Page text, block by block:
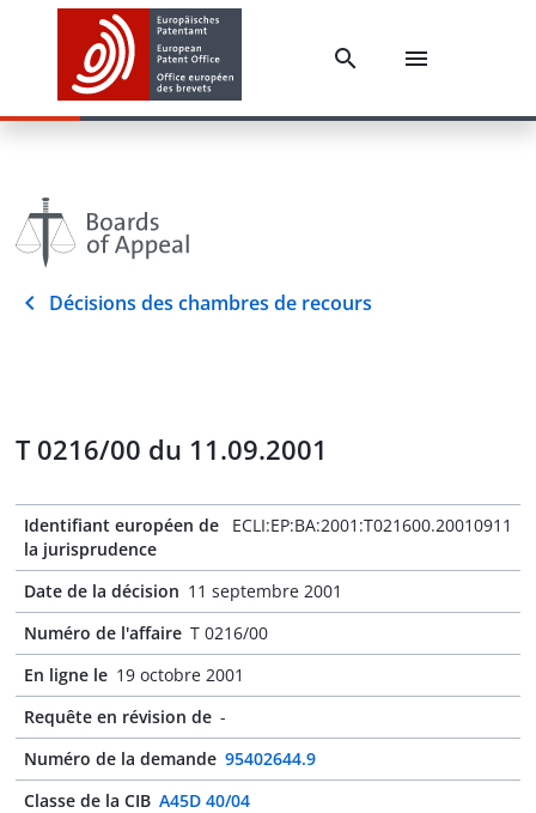
Décisions des chambres de recours
T 0216/00 du 11.09.2001
Identifiant européen de
la jurisprudence
ECLI:EP:BA:2001:T021600.20010911
Date de la décision 11 septembre 2001
Numéro de l'affaire T 0216/00
En ligne le 19 octobre 2001
Requête en révision de -
Numéro de la demande 95402644.9
Classe de la CIB A45D 40/04